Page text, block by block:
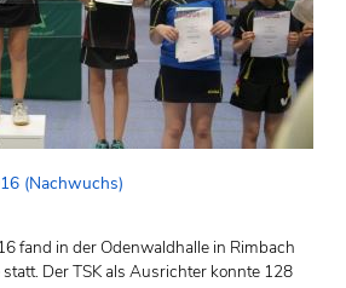
(Nachwuchs)
fand in der Odenwaldhalle in Rimbach
Der TSK als Ausrichter konnte 128